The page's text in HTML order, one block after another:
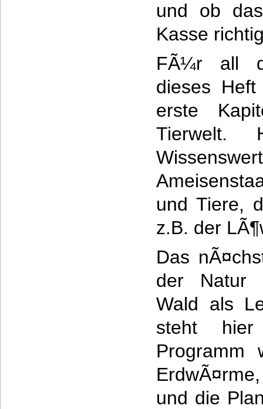
und ob
Kasse
FÃ¼r all
dieses
erste
Tierwelt.
und Tiere,
z.B. der
Das
der Natur
Wald als
steht
Programm
und die